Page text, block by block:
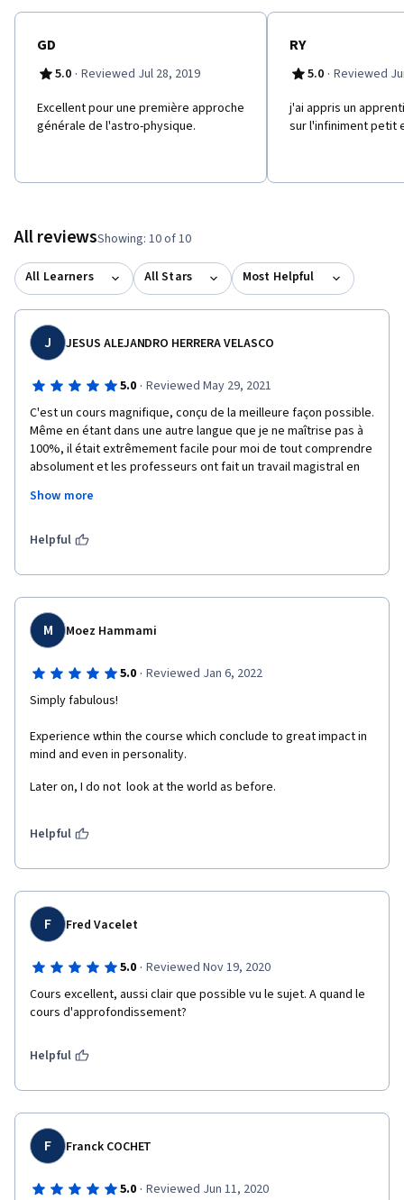
https://www.coursera.org/learn/physique-2-infinis-et-nous Le
conçu avec le soutien financier du Labex P2IO (Physique des 2
GD
5.0 · Reviewed Jul 28, 2019
Excellent pour une première approche
générale de l'astro-physique.
RY
5.0 · Reviewed
j'ai appris un
sur l'infiniment petit
All reviewsShowing: 10 of 10
All Learners All Stars Most Helpful
J JESUS ALEJANDRO HERRERA VELASCO
5.0 · Reviewed May 29, 2021
C'est un cours magnifique, conçu de la meilleure façon possible.
Même en étant dans une autre langue que je ne maîtrise pas à
100%, il était extrêmement facile pour moi de tout comprendre
absolument et les professeurs ont fait un travail magistral en
simplicité.
Show more
Helpful
M Moez Hammami
5.0 · Reviewed Jan 6, 2022
Simply fabulous!
Experience wthin the course which conclude to great impact in
mind and even in personality.
Later on, I do not  look at the world as before.
Helpful
F Fred Vacelet
5.0 · Reviewed Nov 19, 2020
Cours excellent, aussi clair que possible vu le sujet. A quand le
cours d'approfondissement?
Helpful
F Franck COCHET
5.0 · Reviewed Jun 11, 2020